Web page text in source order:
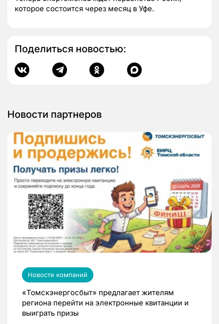
которое состоится через месяц в Уфе.
Поделиться новостью:
Новости партнеров
Новости компаний
«Томскэнергосбыт» предлагает жителям
региона перейти на электронные квитанции и
выиграть призы